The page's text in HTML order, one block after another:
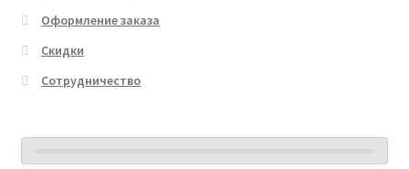
Оформление заказа
Скидки
Сотрудничество